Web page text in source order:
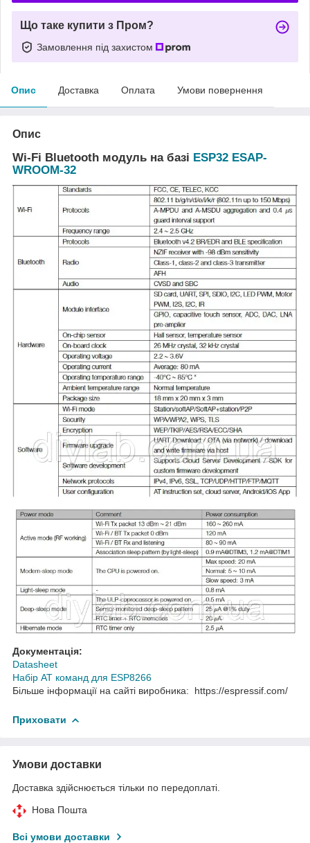
Що таке купити з Пром?
Замовлення під захистом
Опис Доставка Оплата Умови повернення
Опис
Wi-Fi Bluetooth модуль на базі ESP32 ESAP-
WROOM-32
Документація:
Datasheet
Набір АТ команд для ESP8266
Більше інформації на сайті виробника: https://espressif.com/
Приховати
Умови доставки
Доставка здійснюється тільки по передоплаті.
Нова Пошта
Всі умови доставки